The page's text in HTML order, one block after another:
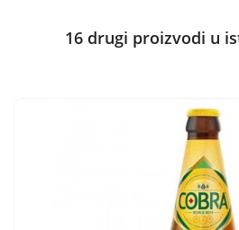
16 drugi proizvodi u